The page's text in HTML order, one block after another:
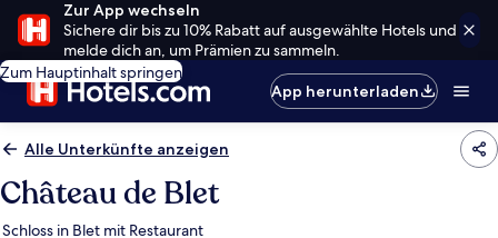
Zur App wechseln
Sichere dir bis zu 10% Rabatt auf ausgewählte Hotels und
melde dich an, um Prämien zu sammeln.
Zum Hauptinhalt springen
App herunterladen
Alle Unterkünfte anzeigen
Château de Blet
Schloss in Blet mit Restaurant